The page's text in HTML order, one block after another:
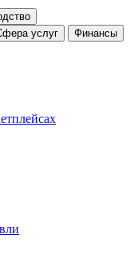
услуг Финансы